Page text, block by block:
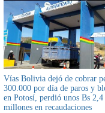
Vías Bolivia dejó de cobrar
300.000 por día de paros y
en Potosí, perdió unos Bs 2,4
millones en recaudaciones